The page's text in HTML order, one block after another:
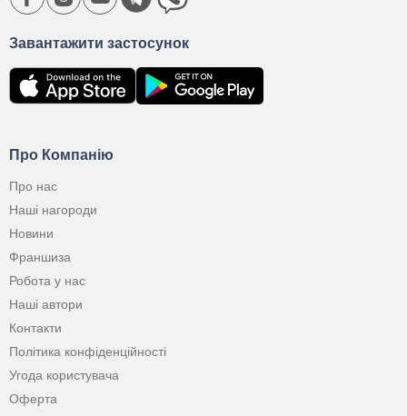
Про Компанію
Про нас
Наші нагороди
Новини
Франшиза
Робота у нас
Наші автори
Контакти
Політика конфіденційності
Угода користувача
Оферта
Завантажити застосунок